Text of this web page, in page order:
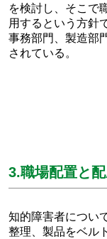
を検討し、そこで
用するという方針
事務部門、製造部
されている。
3.職場配置と
知的障害者につい
整理、製品をベル